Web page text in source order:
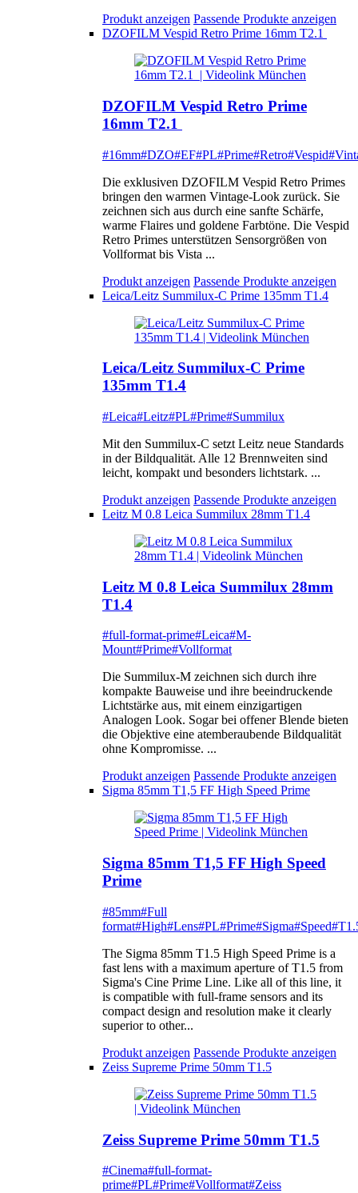
Produkt anzeigen Passende Produkte anzeigen
DZOFILM Vespid Retro Prime 16mm T2.1
DZOFILM Vespid Retro Prime
16mm T2.1
#16mm#DZO#EF#PL#Prime#Retro#Vespid
Die exklusiven DZOFILM Vespid Retro Primes
bringen den warmen Vintage-Look zurück. Sie
zeichnen sich aus durch eine sanfte Schärfe,
warme Flaires und goldene Farbtöne. Die Vespid
Retro Primes unterstützen Sensorgrößen von
Vollformat bis Vista ...
Produkt anzeigen Passende Produkte anzeigen
Leica/Leitz Summilux-C Prime 135mm T1.4
Leica/Leitz Summilux-C Prime
135mm T1.4
#Leica#Leitz#PL#Prime#Summilux
Mit den Summilux-C setzt Leitz neue Standards
in der Bildqualität. Alle 12 Brennweiten sind
leicht, kompakt und besonders lichtstark. ...
Produkt anzeigen Passende Produkte anzeigen
Leitz M 0.8 Leica Summilux 28mm T1.4
Leitz M 0.8 Leica Summilux 28mm
T1.4
#full-format-prime#Leica#M-
Mount#Prime#Vollformat
Die Summilux-M zeichnen sich durch ihre
kompakte Bauweise und ihre beeindruckende
Lichtstärke aus, mit einem einzigartigen
Analogen Look. Sogar bei offener Blende bieten
die Objektive eine atemberaubende Bildqualität
ohne Kompromisse. ...
Produkt anzeigen Passende Produkte anzeigen
Sigma 85mm T1,5 FF High Speed Prime
Sigma 85mm T1,5 FF High Speed
Prime
#85mm#Full
format#High#Lens#PL#Prime#Sigma#Speed
The Sigma 85mm T1.5 High Speed Prime is a
fast lens with a maximum aperture of T1.5 from
Sigma's Cine Prime Line. Like all of this line, it
is compatible with full-frame sensors and its
compact design and resolution make it clearly
superior to other...
Produkt anzeigen Passende Produkte anzeigen
Zeiss Supreme Prime 50mm T1.5
Zeiss Supreme Prime 50mm T1.5
#Cinema#full-format-
prime#PL#Prime#Vollformat#Zeiss